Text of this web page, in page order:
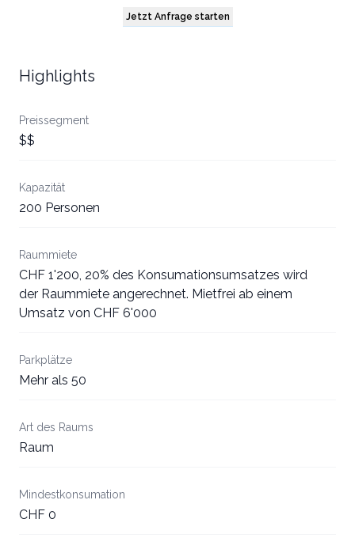
Jetzt Anfrage starten
Highlights
Preissegment
$$
Kapazität
200 Personen
Raummiete
CHF 1'200, 20% des Konsumationsumsatzes wird
der Raummiete angerechnet. Mietfrei ab einem
Umsatz von CHF 6'000
Parkplätze
Mehr als 50
Art des Raums
Raum
Mindestkonsumation
CHF 0